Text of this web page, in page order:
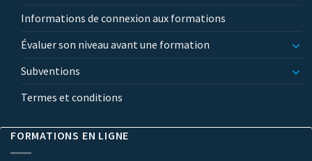
Informations de connexion aux formations
Évaluer son niveau avant une formation
Subventions
Termes et conditions
FORMATIONS EN LIGNE